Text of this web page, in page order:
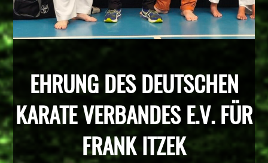
EHRUNG DES DEUTSCHEN
KARATE VERBANDES E.V. FÜR
FRANK ITZEK